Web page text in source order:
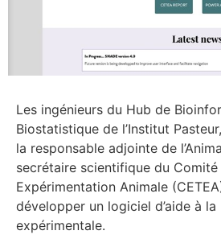
Les ingénieurs du Hub de
Biostatistique de l’Institut
la responsable adjointe de
secrétaire scientifique du Comité
Expérimentation Animale
développer un logiciel d’aide à
expérimentale.